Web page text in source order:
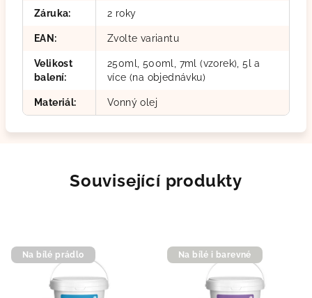
Záruka: 2 roky
EAN : Zvolte variantu
Velikost
balení:
250ml, 500ml, 7ml (vzorek), 5l a
více (na objednávku)
Materiál: Vonný olej
Související produkty
Na bílé prádlo Na bílé i barevné